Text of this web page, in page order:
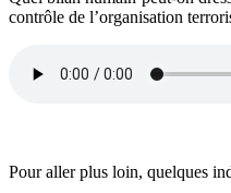
contrôle de l’organisation
Pour aller plus loin, quelques